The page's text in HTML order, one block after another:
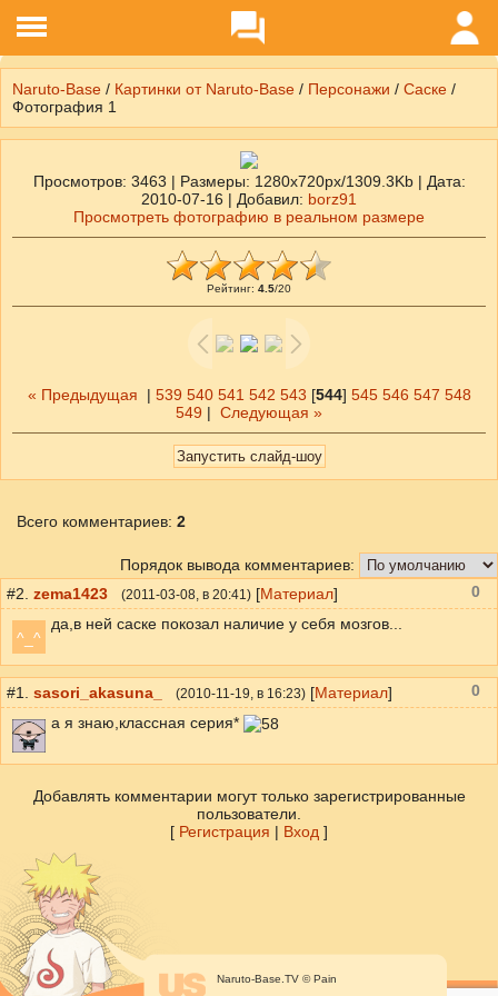
Naruto-Base / Картинки от Naruto-Base / Персонажи / Саске /
Фотография 1
Просмотров: 3463 | Размеры: 1280x720px/1309.3Kb | Дата:
2010-07-16 | Добавил: borz91
Просмотреть фотографию в реальном размере
Рейтинг: 4.5/20
« Предыдущая | 539 540 541 542 543 [544] 545 546 547 548
549 | Следующая »
Всего комментариев: 2
Порядок вывода комментариев:
#2. zema1423 (2011-03-08 , в 20:41) [Материал]
^_^
да,в ней саске покозал наличие у себя мозгов...
0
#1. sasori_akasuna_ (2010-11-19 , в 16:23) [Материал]
а я знаю,классная серия*
0
Добавлять комментарии могут только зарегистрированные
пользователи.
[ Регистрация | Вход ]
Naruto-Base.TV © Pain